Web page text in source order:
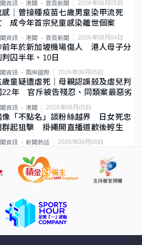
資訊 港聞 首頁新聞 2026年08月05日
感｜曾接種疫苗七歲男童染甲流死
成今年首宗兒童感染離世個案
資訊 港聞 首頁新聞 2026年08月04日
前年於新加坡機場傷人 港人母子分
判囚半年、10日
資訊 兩岸國際 2026年08月05日
歲童疑遭虐死｜母親認誤殺及虐兒判
22年 官斥被告殘忍、同類案最惡劣
資訊 港聞 2026年08月05日
像「不點名」談粉絲越界 日女死忠
群起狙擊 掛繩開直播道歉後輕生
資訊 新聞熱話 2026年08月06日